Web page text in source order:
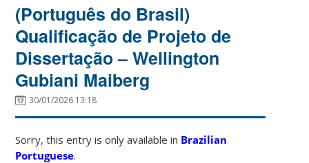
(Português do Brasil)
Qualificação de Projeto de
Dissertação – Wellington
Gubiani Maiberg
30/01/2026 13:18
Sorry, this entry is only available in Brazilian
Portuguese.